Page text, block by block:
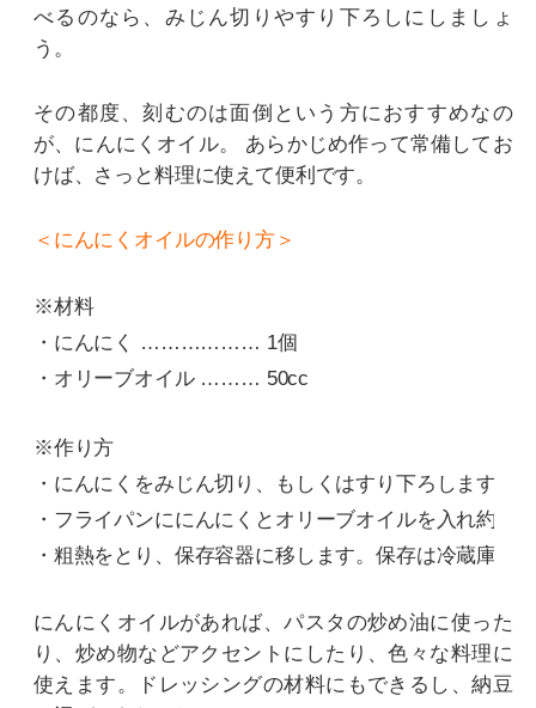
べるのなら、みじん切りやすり下ろしにしましょ
う。
その都度、刻むのは面倒という方におすすめなの
が、にんにくオイル。
あらかじめ作って常備してお
けば、さっと料理に使えて便利です。
＜にんにくオイルの作り方＞
※材料
・にんにく ……………… 1個
・オリーブオイル ……… 50cc
※作り方
・にんにくをみじん切り、もしくはすり下ろします。
・フライパンににんにくとオリーブオイルを入れ約２
・粗熱をとり、保存容器に移します。保存は冷蔵庫内
にんにくオイルがあれば、パスタの炒め油に使った
り、炒め物などアクセントにしたり、色々な料理に
使えます。ドレッシングの材料にもできるし、納豆